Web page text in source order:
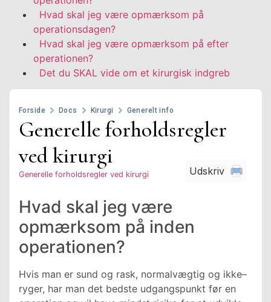
Forside Docs Kirurgi Generelt info
Generelle forholdsregler
ved kirurgi
Generelle forholdsregler ved kirurgi
Hvad skal jeg være
opmærksom på inden
operationen?
Hvis man er sund og rask, normalvægtig og ikke–
ryger, har man det bedste udgangspunkt før en
Hvad skal jeg være opmærksom på
operationsdagen?
Hvad skal jeg være opmærksom på efter
operationen?
Det du SKAL vide om et kirurgisk indgreb